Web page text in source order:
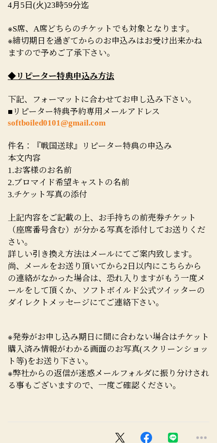
4月 5 日 (火)23時59分迄
※S席、 A席どちらのチケットでも対象となります。
※締切期日を過ぎてからのお申込みはお受け出来かね
ますので予めご了承下さい。
◆リピーター特典申込み方法
下記、フォーマットに合わせてお申し込み下さい。
■ リピーター特典予約専用メールアドレス
softboiled0101@gmail.com
件名：『戦国送球』リピーター特典の申込み
本文内容
1.お客様のお名前
2.ブロマイド希望キャストの名前
3.チケット写真の添付
上記内容をご記載の上、お手持ちの前売券チケット
（座席番号含む）が分かる写真を添付してお送りくだ
さい。
詳しい引き換え方法はメールにてご案内致します。
尚、メールをお送り頂いてから2 日以内にこちらから
の連絡がなかった場合は、恐れ入りますがもう一度メ
ールをして頂くか、ソフトボイルド公式ツイッターの
ダイレクトメッセージにてご連絡下さい。
※発券がお申し込み期日に間に合わない場合はチケット
購入済み情報がわかる画面のお写真(スクリーンショッ
ト等) をお送り下さい。
※弊社からの返信が迷惑メールフォルダに振り分けされ
る事もございますので、一度ご確認ください。